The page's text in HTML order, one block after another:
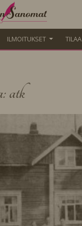
ILMOITUKSET
atk